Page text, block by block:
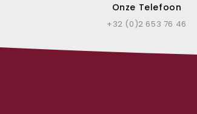
Onze Telefoon
+32 (0)2 653 76 46